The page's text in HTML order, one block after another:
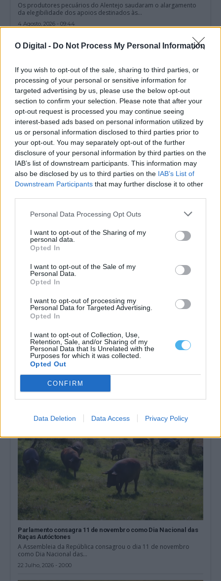
O Digital - Do Not Process My Personal Information
If you wish to opt-out of the sale, sharing to third parties, or
processing of your personal or sensitive information for
targeted advertising by us, please use the below opt-out
section to confirm your selection. Please note that after your
opt-out request is processed you may continue seeing
interest-based ads based on personal information utilized by
us or personal information disclosed to third parties prior to
your opt-out. You may separately opt-out of the further
disclosure of your personal information by third parties on the
IAB’s list of downstream participants. This information may
also be disclosed by us to third parties on the IAB’s List of
Downstream Participants that may further disclose it to other
Personal Data Processing Opt Outs
I want to opt-out of the Sharing of my
personal data.
Opted In
I want to opt-out of the Sale of my
Personal Data.
Opted In
I want to opt-out of processing my
Personal Data for Targeted Advertising.
Opted In
I want to opt-out of Collection, Use,
Retention, Sale, and/or Sharing of my
Personal Data that Is Unrelated with the
Purposes for which it was collected.
Opted Out
CONFIRM
Data Deletion Data Access Privacy Policy
Os produtores pecuários do Alentejo saudaram o alargamento
da elegibilidade dos apoios destinados às...
4 Agosto, 2026 - 09:44
Governo alarga apoio de 48 euros por ovino morto após atrasos
nas vacinas da língua azul
O Governo aprovou o alargamento do apoio de 48 euros por
Agricultores recebem apoio de 20 milhões de euros até 31 de
julho
O Governo vai pagar, até sexta-feira, 31 de julho, um apoio
extraordinário de 20...
30 Julho, 2026 - 13:00
Parlamento consagra 11 de novembro como Dia Nacional das
Raças Autóctones
A Assembleia da República consagrou o dia 11 de novembro
como Dia Nacional das...
22 Julho, 2026 - 20:00